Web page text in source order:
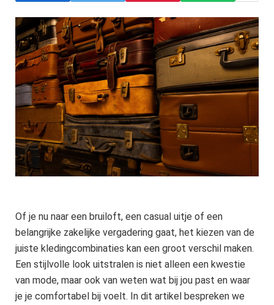
Of je nu naar een bruiloft, een casual uitje of een
belangrijke zakelijke vergadering gaat, het kiezen van de
juiste kledingcombinaties kan een groot verschil maken.
Een stijlvolle look uitstralen is niet alleen een kwestie
van mode, maar ook van weten wat bij jou past en waar
je je comfortabel bij voelt. In dit artikel bespreken we